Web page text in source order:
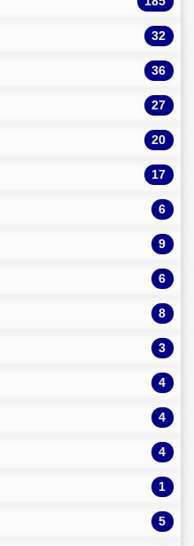
32
36
27
20
17
6
9
6
8
3
4
4
4
1
5